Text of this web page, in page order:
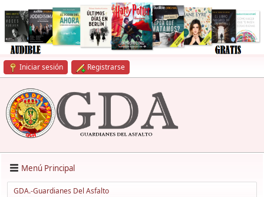
Iniciar sesión Registrarse
Menú Principal
GDA.-Guardianes Del Asfalto